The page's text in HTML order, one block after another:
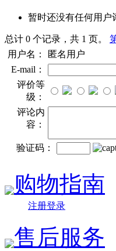
暂时还没有任何用户
总计 0 个记录，共 1 页。
用户名：
匿名用户
E-mail：
评价等
级：
评论内
容：
验证码：
购物指南
注册登录
售后服务